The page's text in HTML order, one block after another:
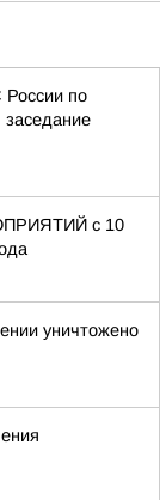
по
заседание
с 10
уничтожено